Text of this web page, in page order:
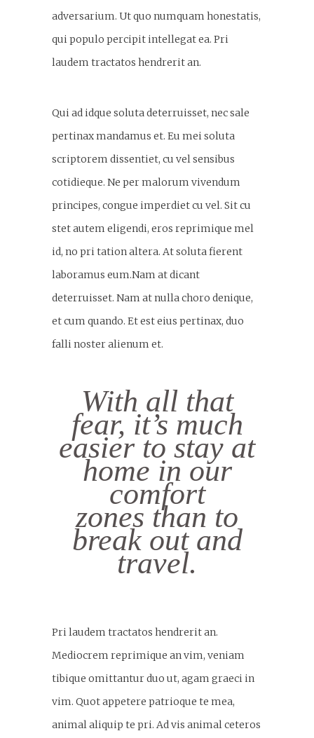
adversarium. Ut quo numquam honestatis,
qui populo percipit intellegat ea. Pri
laudem tractatos hendrerit an.
Qui ad idque soluta deterruisset, nec sale
pertinax mandamus et. Eu mei soluta
scriptorem dissentiet, cu vel sensibus
cotidieque. Ne per malorum vivendum
principes, congue imperdiet cu vel. Sit cu
stet autem eligendi, eros reprimique mel
id, no pri tation altera. At soluta fierent
laboramus eum.Nam at dicant
deterruisset. Nam at nulla choro denique,
et cum quando. Et est eius pertinax, duo
falli noster alienum et.
With all that
fear, it’s much
easier to stay at
home in our
comfort
zones than to
break out and
travel.
Pri laudem tractatos hendrerit an.
Mediocrem reprimique an vim, veniam
tibique omittantur duo ut, agam graeci in
vim. Quot appetere patrioque te mea,
animal aliquip te pri. Ad vis animal ceteros